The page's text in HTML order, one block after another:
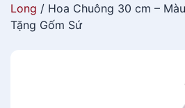
Long / Hoa Chuông 30 cm –
Tặng Gốm Sứ